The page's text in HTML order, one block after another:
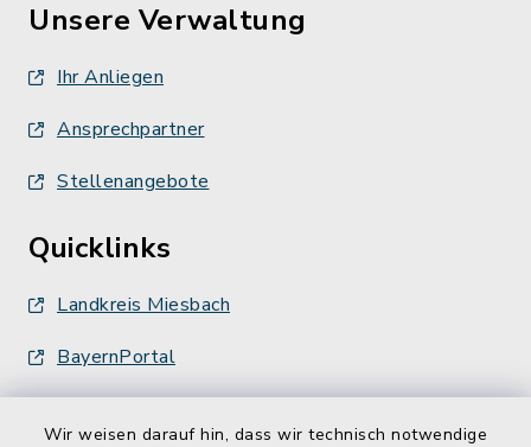
Wir weisen darauf hin, dass wir technisch notwendige
Unsere Verwaltung
Ihr Anliegen
Ansprechpartner
Stellenangebote
Quicklinks
Landkreis Miesbach
BayernPortal